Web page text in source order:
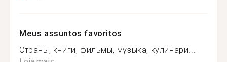
Meus assuntos favoritos
Страны, книги, фильмы, музыка, кулинари...